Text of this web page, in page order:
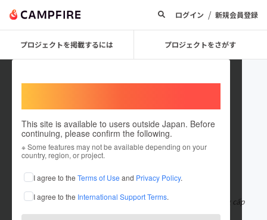
ログイン / 新規会員登録
プロジェクトを掲載するには プロジェクトをさがす
This site is available to users outside Japan. Before
continuing, please confirm the following.
※ Some features may not be available depending on your
country, region, or project.
I agree to the Terms of Use and Privacy Policy.
I agree to the International Support Terms.
open88co
在住国：日本
出身国：日本
OPEN88 là trang chủ chính thức của OPEN88 tại Việt Nam, cung cấp
sân chơi đa dạng với nhiề もっと見る